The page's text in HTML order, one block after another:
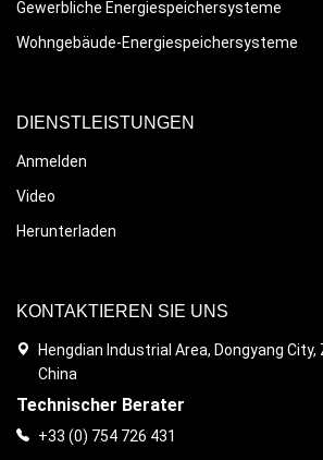
Gewerbliche Energiespeichersysteme
Wohngebäude-Energiespeichersysteme
DIENSTLEISTUNGEN
Anmelden
Video
Herunterladen
KONTAKTIEREN SIE UNS
Hengdian Industrial Area, Dongyang
China
Technischer Berater
+33 (0) 754 726 431